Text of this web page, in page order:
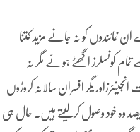
نمائندوں کو نہ جانے مزید کتنا
کونسلرز اگھٹے ہوئے مگر نہ
یگر افسران سالانہ کروڑوں
دیتے ہیں اور ناقص میٹریل کا استعمال کر کے اور کاغذی کاروائی میں منصوبے پاس کراکر فنڈز کا تقریباً 40فیصد وہ خود وصول کرلیتے ہیں۔ حال ہی